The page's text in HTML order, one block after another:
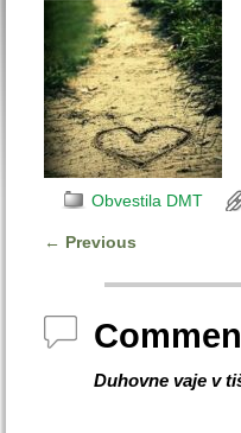
Obvestila DMT
← Previous
Duhovne vaje v